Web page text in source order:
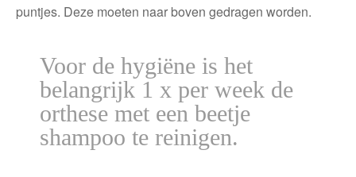
puntjes. Deze moeten naar boven gedragen worden.
Voor de hygiëne is het
belangrijk 1 x per week de
orthese met een beetje
shampoo te reinigen.